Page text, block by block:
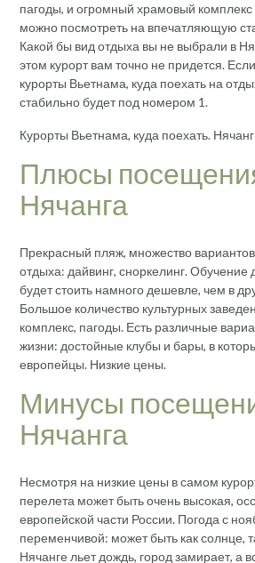
пагоды, и огромный храмовый
можно посмотреть на впечатляющую
Какой бы вид отдыха вы не выбрали в
этом курорт вам точно не придется.
курорты Вьетнама, куда поехать на
стабильно будет под номером 1.
Курорты Вьетнама, куда поехать. Нячанг
Плюсы
Нячанга
Прекрасный пляж, множество вариантов
отдыха: дайвинг, сноркелинг.
будет стоить намного дешевле, чем в
Большое количество культурных
комплекс, пагоды. Есть различные
жизни: достойные клубы и бары, в
европейцы. Низкие цены.
Минусы
Нячанга
Несмотря на низкие цены в самом
перелета может быть очень высокая,
европейской части России. Погода с
переменчивой: может быть как солнце,
Нячанге льет дождь, город замирает, а